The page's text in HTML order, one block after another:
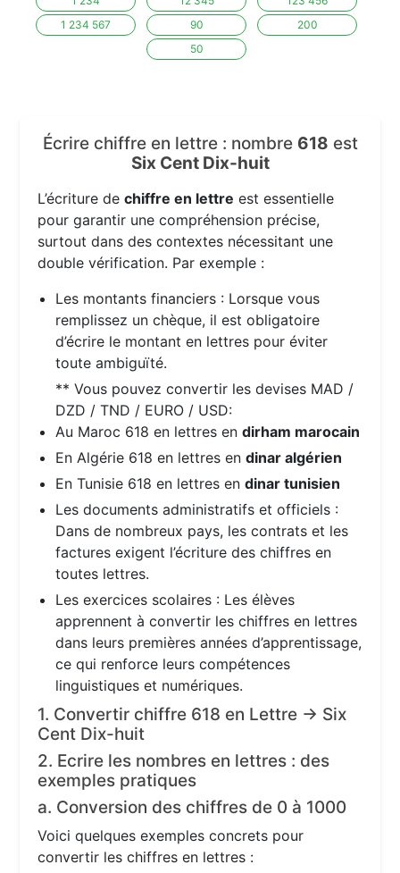
1 234 567
90
200
50
Écrire chiffre en lettre : nombre 618 est
Six Cent Dix-huit
L’écriture dechiffre en lettre est essentielle
pour garantir une compréhension précise,
surtout dans des contextes nécessitant une
double vérification. Par exemple :
Les montants financiers : Lorsque vous
remplissez un chèque, il est obligatoire
d’écrire le montant en lettres pour éviter
toute ambiguïté.
** Vous pouvez convertir les devises MAD /
DZD / TND / EURO / USD:
Au Maroc 618 en lettres endirham marocain
En Algérie 618 en lettres endinar algérien
En Tunisie 618 en lettres endinar tunisien
Les documents administratifs et officiels :
Dans de nombreux pays, les contrats et les
factures exigent l’écriture des chiffres en
toutes lettres.
Les exercices scolaires : Les élèves
apprennent à convertir les chiffres en lettres
dans leurs premières années d’apprentissage,
ce qui renforce leurs compétences
linguistiques et numériques.
1. Convertir chiffre 618 en Lettre → Six
Cent Dix-huit
2. Ecrire les nombres en lettres : des
exemples pratiques
a. Conversion des chiffres de 0 à 1000
Voici quelques exemples concrets pour
convertir les chiffres en lettres :